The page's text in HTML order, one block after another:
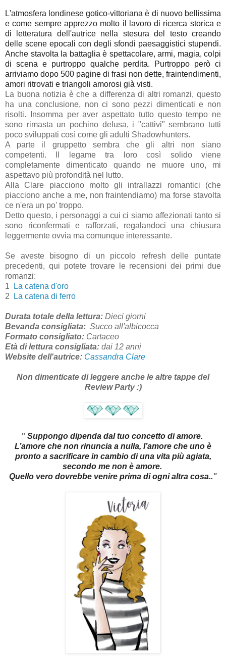
L'atmosfera londinese gotico-vittoriana è di nuovo bellissima
e come sempre apprezzo molto il lavoro di ricerca storica e
di letteratura dell'autrice nella stesura del testo creando
delle scene epocali con degli sfondi paesaggistici stupendi.
Anche stavolta la battaglia è spettacolare, armi, magia, colpi
di scena e purtroppo qualche perdita. Purtroppo però ci
arriviamo dopo 500 pagine di frasi non dette, fraintendimenti,
amori ritrovati e triangoli amorosi già visti.
La buona notizia è che a differenza di altri romanzi, questo
ha una conclusione, non ci sono pezzi dimenticati e non
risolti. Insomma per aver aspettato tutto questo tempo ne
sono rimasta un pochino delusa, i "cattivi" sembrano tutti
poco sviluppati così come gli adulti Shadowhunters.
A parte il gruppetto sembra che gli altri non siano
competenti. Il legame tra loro così solido viene
completamente dimenticato quando ne muore uno, mi
aspettavo più profondità nel lutto.
Alla Clare piacciono molto gli intrallazzi romantici (che
piacciono anche a me, non fraintendiamo) ma forse stavolta
ce n'era un po' troppo.
Detto questo, i personaggi a cui ci siamo affezionati tanto si
sono riconfermati e rafforzati, regalandoci una chiusura
leggermente ovvia ma comunque interessante.
Se aveste bisogno di un piccolo refresh delle puntate
precedenti, qui potete trovare le recensioni dei primi due
romanzi:
1
La catena d'oro
2
La catena di ferro
Durata totale della lettura: Dieci giorni
Bevanda consigliata: Succo all'albicocca
Formato consigliato: Cartaceo
Età di lettura consigliata: dai 12 anni
Website dell'autrice: Cassandra Clare
Non dimenticate di leggere anche le altre tappe del
Review Party :)
" Suppongo dipenda dal tuo concetto di amore.
L’amore che non rinuncia a nulla, l’amore che uno è
pronto a sacrificare in cambio di una vita più agiata,
secondo me non è amore.
Quello vero dovrebbe venire prima di ogni altra cosa.."